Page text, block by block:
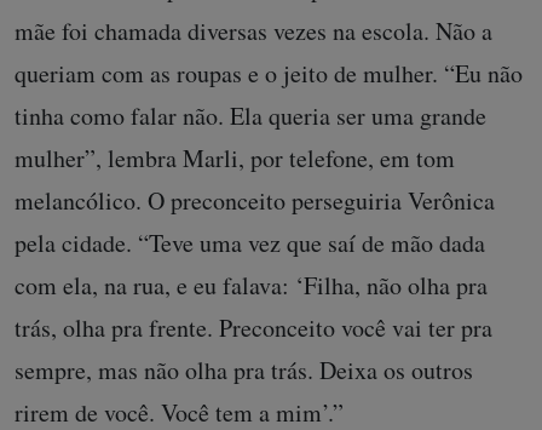
mãe foi chamada diversas vezes na escola. Não a
queriam com as roupas e o jeito de mulher. “Eu não
tinha como falar não. Ela queria ser uma grande
mulher”, lembra Marli, por telefone, em tom
melancólico. O preconceito perseguiria Verônica
pela cidade. “Teve uma vez que saí de mão dada
com ela, na rua, e eu falava: ‘Filha, não olha pra
trás, olha pra frente. Preconceito você vai ter pra
sempre, mas não olha pra trás. Deixa os outros
rirem de você. Você tem a mim’.”